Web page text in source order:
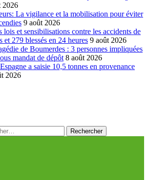
2026
La vigilance et la mobilisation pour éviter
9 août 2026
lois et sensibilisations contre les accidents de
et 279 blessés en 24 heures 9 août 2026
de Boumerdes : 3 personnes impliquées
mandat de dépôt 8 août 2026
a saisie 10,5 tonnes en provenance
2026